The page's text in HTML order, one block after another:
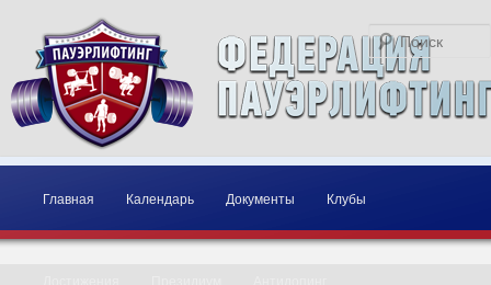
Главное меню
Перейти к основному содержимому
Перейти к дополнительному содержимому
Главная Календарь Документы Клубы